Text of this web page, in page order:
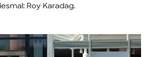
Roy Karadag.